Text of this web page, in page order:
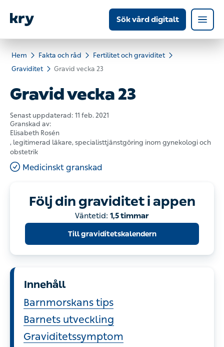
Sök vård digitalt
Hem Fakta och råd
Fertilitet och graviditet
Graviditet
Gravid vecka 23
Gravid vecka 23
Senast uppdaterad: 11 feb. 2021
Granskad av:
Elisabeth Rosén
, legitimerad läkare, specialisttjänstgöring inom gynekologi och
obstetrik
Medicinskt granskad
Följ din graviditet i appen
Väntetid: 1,5 timmar
Till graviditetskalendern
Innehåll
Barnmorskans tips
Barnets utveckling
Graviditetssymptom